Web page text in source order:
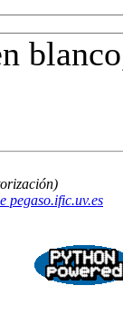
pegaso.ific.uv.es